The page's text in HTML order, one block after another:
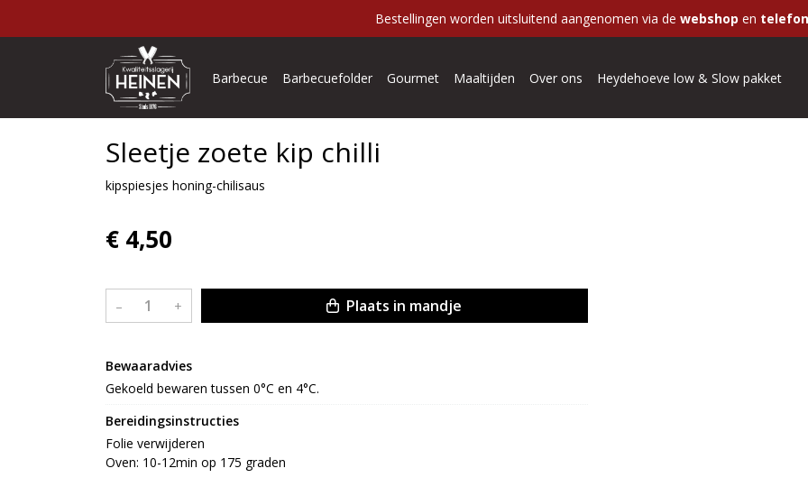
Bestellingen worden uitsluitend aangenomen via de webshop en
Barbecue Barbecuefolder Gourmet Maaltijden Over ons Heydehoeve low & Slow pakket
Sleetje zoete kip chilli
kipspiesjes honing-chilisaus
€ 4,50
– + Plaats in mandje
Bewaaradvies
Gekoeld bewaren tussen 0°C en 4°C.
Bereidingsinstructies
Folie verwijderen
Oven: 10-12min op 175 graden